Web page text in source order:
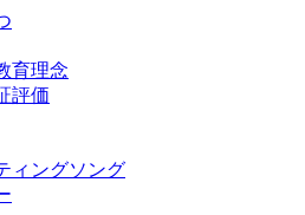
育理念
評価
ィングソング